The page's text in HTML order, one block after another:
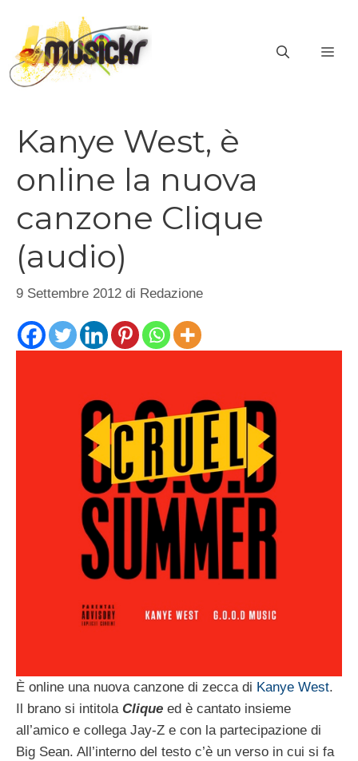
contenuto
Kanye West, è
online la nuova
canzone Clique
(audio)
9 Settembre 2012 di Redazione
È online una nuova canzone di zecca di Kanye West.
Il brano si intitola Clique ed è cantato insieme
all’amico e collega Jay-Z e con la partecipazione di
Big Sean. All’interno del testo c’è un verso in cui si fa